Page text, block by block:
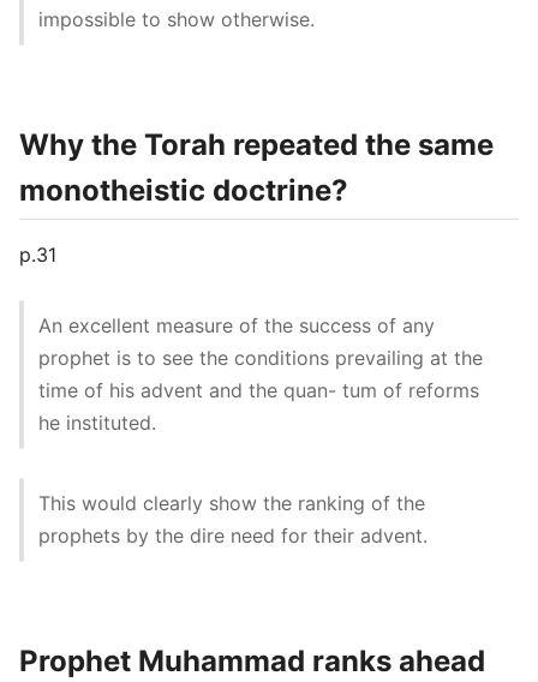
impossible to show otherwise.
Why the Torah repeated the same
monotheistic doctrine?
p.31
An excellent measure of the success of any
prophet is to see the conditions prevailing at the
time of his advent and the quan- tum of reforms
he instituted.
This would clearly show the ranking of the
prophets by the dire need for their advent.
Prophet Muhammad ranks ahead